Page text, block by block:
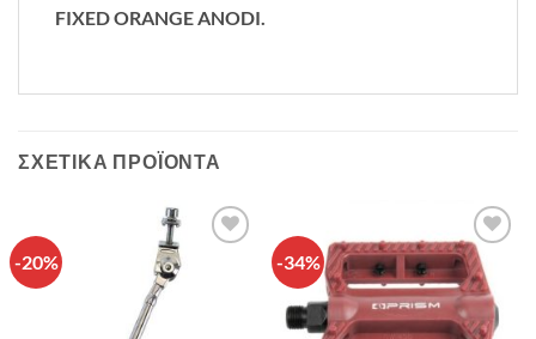
FIXED ORANGE ANODI.
ΣΧΕΤΙΚΆ ΠΡΟΪΌΝΤΑ
-20%
Πρόσθήκη
στην λίστα
-34%
Πρόσθήκη
στην λίστα
επιθυμιών